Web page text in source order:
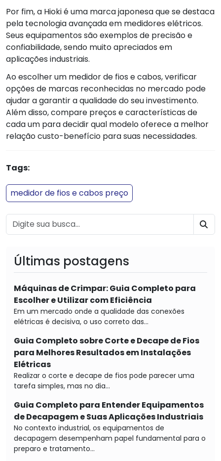
Por fim, a Hioki é uma marca japonesa que se destaca
pela tecnologia avançada em medidores elétricos.
Seus equipamentos são exemplos de precisão e
confiabilidade, sendo muito apreciados em
aplicações industriais.
Ao escolher um medidor de fios e cabos, verificar
opções de marcas reconhecidas no mercado pode
ajudar a garantir a qualidade do seu investimento.
Além disso, compare preços e características de
cada um para decidir qual modelo oferece a melhor
relação custo-benefício para suas necessidades.
Tags:
medidor de fios e cabos preço
Últimas postagens
Máquinas de Crimpar: Guia Completo para
Escolher e Utilizar com Eficiência
Em um mercado onde a qualidade das conexões
elétricas é decisiva, o uso correto das...
Guia Completo sobre Corte e Decape de Fios
para Melhores Resultados em Instalações
Elétricas
Realizar o corte e decape de fios pode parecer uma
tarefa simples, mas no dia...
Guia Completo para Entender Equipamentos
de Decapagem e Suas Aplicações Industriais
No contexto industrial, os equipamentos de
decapagem desempenham papel fundamental para o
preparo e tratamento...